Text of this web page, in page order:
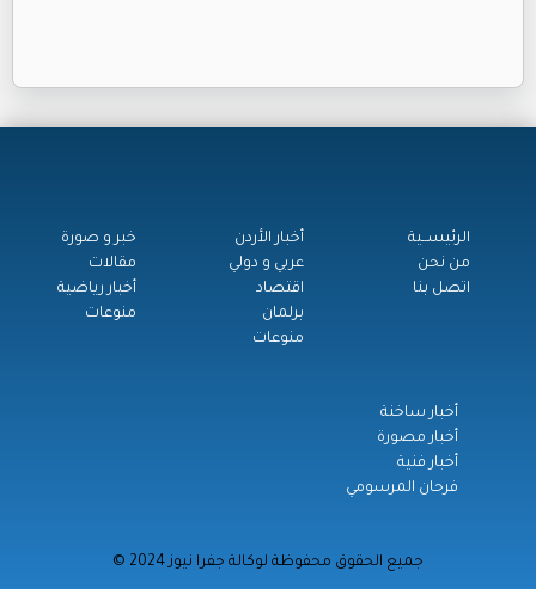
الرئيســية
من نحن
اتصل بنا
أخبار الأردن
عربي و دولي
اقتصاد
برلمان
منوعات
خبر و صورة
مقالات
أخبار رياضية
منوعات
أخبار ساخنة
أخبار مصورة
أخبار فنية
فرحان المرسومي
© جميع الحقوق محفوظة لوكالة جفرا نيوز 2024